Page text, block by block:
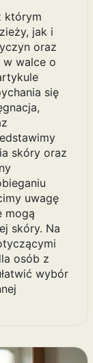
którym
jak i
oraz
walce o
się
skóry oraz
uwagę
mogą
skóry. Na
osób z
wybór